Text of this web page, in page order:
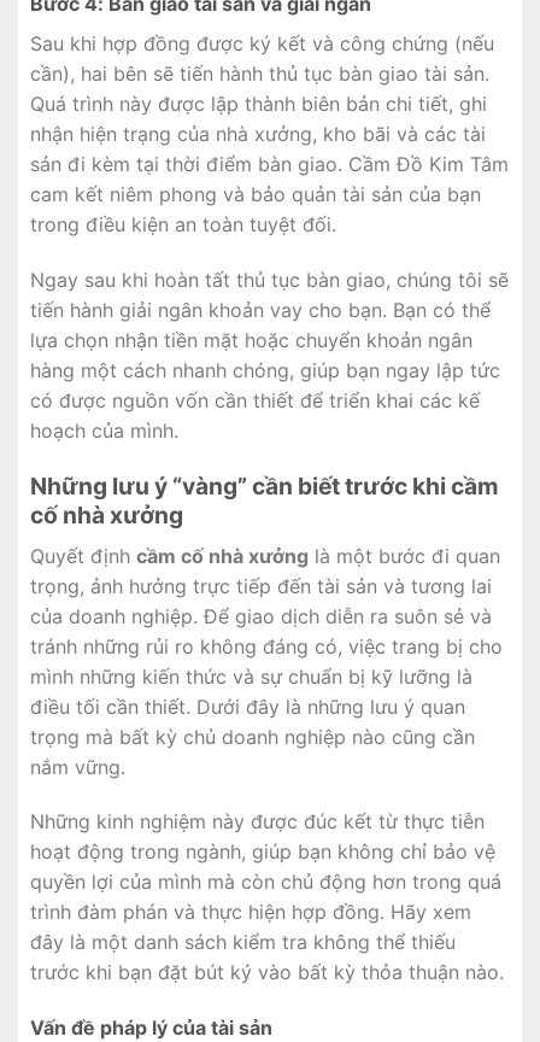
Sau khi hợp đồng được ký kết và công chứng (nếu
cần), hai bên sẽ tiến hành thủ tục bàn giao tài sản.
Quá trình này được lập thành biên bản chi tiết, ghi
nhận hiện trạng của nhà xưởng, kho bãi và các tài
sản đi kèm tại thời điểm bàn giao. Cầm Đồ Kim Tâm
cam kết niêm phong và bảo quản tài sản của bạn
trong điều kiện an toàn tuyệt đối.
Ngay sau khi hoàn tất thủ tục bàn giao, chúng tôi sẽ
tiến hành giải ngân khoản vay cho bạn. Bạn có thể
lựa chọn nhận tiền mặt hoặc chuyển khoản ngân
hàng một cách nhanh chóng, giúp bạn ngay lập tức
có được nguồn vốn cần thiết để triển khai các kế
hoạch của mình.
Những lưu ý “vàng” cần biết trước khi cầm
cố nhà xưởng
Quyết định cầm cố nhà xưởng là một bước đi quan
trọng, ảnh hưởng trực tiếp đến tài sản và tương lai
của doanh nghiệp. Để giao dịch diễn ra suôn sẻ và
tránh những rủi ro không đáng có, việc trang bị cho
mình những kiến thức và sự chuẩn bị kỹ lưỡng là
điều tối cần thiết. Dưới đây là những lưu ý quan
trọng mà bất kỳ chủ doanh nghiệp nào cũng cần
nắm vững.
Những kinh nghiệm này được đúc kết từ thực tiễn
hoạt động trong ngành, giúp bạn không chỉ bảo vệ
quyền lợi của mình mà còn chủ động hơn trong quá
trình đàm phán và thực hiện hợp đồng. Hãy xem
đây là một danh sách kiểm tra không thể thiếu
trước khi bạn đặt bút ký vào bất kỳ thỏa thuận nào.
Vấn đề pháp lý của tài sản